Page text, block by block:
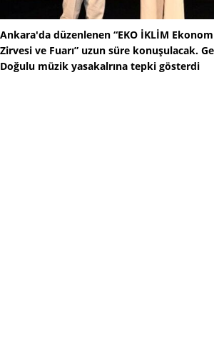
Ankara'da düzenlenen “EKO İKLİM
Zirvesi ve Fuarı” uzun süre konuşulacak.
Doğulu müzik yasakalrına tepki gösterdi